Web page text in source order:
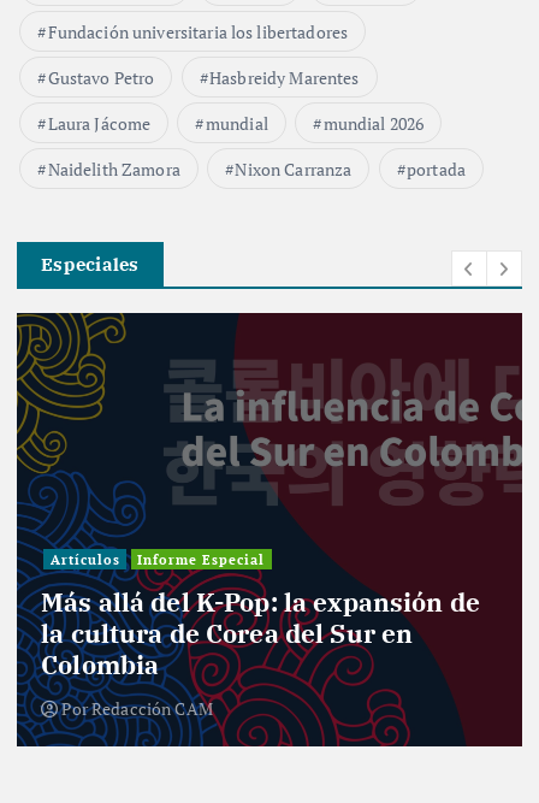
Fundación universitaria los libertadores
Gustavo Petro
Hasbreidy Marentes
Laura Jácome
mundial
mundial 2026
Naidelith Zamora
Nixon Carranza portada
Especiales
Investigación Cultura
Informe Especial
Política Reportaje
Entre curules y violencia de género:
el desafío de las mujeres para el
nuevo Congreso
PorRedacción CAM